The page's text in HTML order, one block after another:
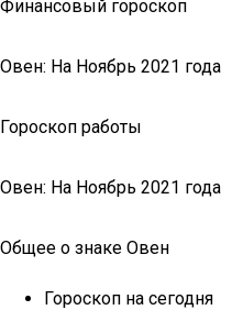
Финансовый гороскоп
Овен: На Ноябрь 2021 года
Гороскоп работы
Овен: На Ноябрь 2021 года
Общее о знаке Овен
Гороскоп на сегодня